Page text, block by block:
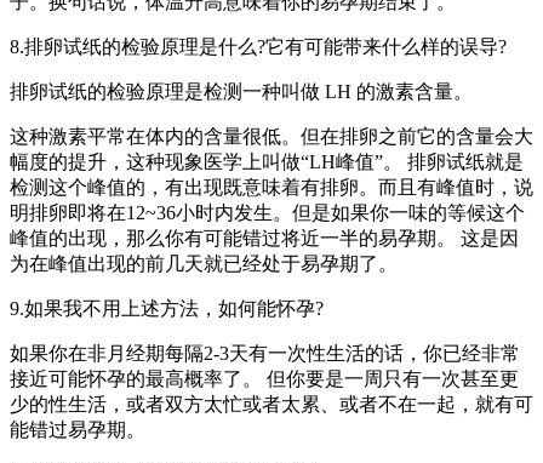
8.排卵试纸的检验原理是什么?它有可能带来什么样的误导?
排卵试纸的检验原理是检测一种叫做 LH 的激素含量。
这种激素平常在体内的含量很低。但在排卵之前它的含量会大
幅度的提升，这种现象医学上叫做“LH峰值”。 排卵试纸就是
检测这个峰值的，有出现既意味着有排卵。而且有峰值时，说
明排卵即将在12~36小时内发生。但是如果你一味的等候这个
峰值的出现，那么你有可能错过将近一半的易孕期。 这是因
为在峰值出现的前几天就已经处于易孕期了。
9.如果我不用上述方法，如何能怀孕?
如果你在非月经期每隔2-3天有一次性生活的话，你已经非常
接近可能怀孕的最高概率了。 但你要是一周只有一次甚至更
少的性生活，或者双方太忙或者太累、或者不在一起，就有可
能错过易孕期。